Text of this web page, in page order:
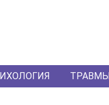
ТРАВМЫ